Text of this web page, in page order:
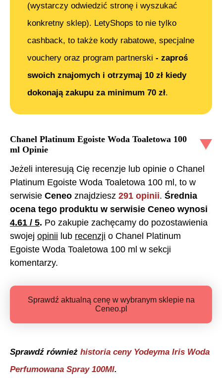
(wystarczy odwiedzić stronę i wyszukać
konkretny sklep). LetyShops to nie tylko
cashback, to także kody rabatowe, specjalne
vouchery oraz program partnerski - zaproś
swoich znajomych i otrzymaj 10 zł kiedy
dokonają zakupu za minimum 70 zł.
Chanel Platinum Egoiste Woda Toaletowa 100
ml Opinie
Jeżeli interesują Cię recenzje lub opinie o Chanel
Platinum Egoiste Woda Toaletowa 100 ml, to w
serwisie Ceneo znajdziesz 291 opinii. Średnia
ocena tego produktu w serwisie Ceneo wynosi
4.61 / 5. Po zakupie zachęcamy do pozostawienia
swojej opinii lub recenzji o Chanel Platinum
Egoiste Woda Toaletowa 100 ml w sekcji
komentarzy.
Sprawdź aktualną cenę w wybranym sklepie na
Ceneo.pl
Sprawdź również historia ceny Yodeyma Iris Woda
Perfumowana Spray 100Ml.